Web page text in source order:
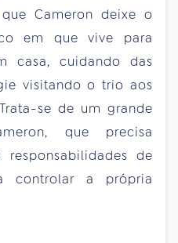
Cameron deixe o
em que vive para
casa, cuidando das
visitando o trio aos
se de um grande
que precisa
de
controlar a própria